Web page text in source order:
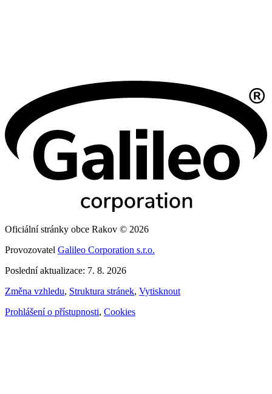
Oficiální stránky obce Rakov © 2026
Provozovatel Galileo Corporation s.r.o.
Poslední aktualizace: 7. 8. 2026
Změna vzhledu, Struktura stránek, Vytisknout
Prohlášení o přístupnosti, Cookies